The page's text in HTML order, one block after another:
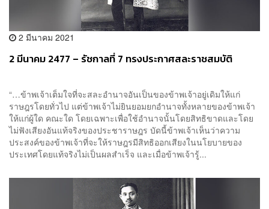
2 มีนาคม 2021
2 มีนาคม 2477 – รัชกาลที่ 7 ทรงประกาศสละราชสมบัติ
“…ข้าพเจ้าเต็มใจที่จะสละอำนาจอันเป็นของข้าพเจ้าอยู่เดิมให้แก่
ราษฎรโดยทั่วไป แต่ข้าพเจ้าไม่ยินยอมยกอำนาจทั้งหลายของข้าพเจ้า
ให้แก่ผู้ใด คณะใด โดยเฉพาะเพื่อใช้อำนาจนั้นโดยสิทธิขาดและโดย
ไม่ฟังเสียงอันแท้จริงของประชาราษฎร บัดนี้ข้าพเจ้าเห็นว่าความ
ประสงค์ของข้าพเจ้าที่จะให้ราษฎรมีสิทธิออกเสียงในนโยบายของ
ประเทศโดยแท้จริงไม่เป็นผลสำเร็จ และเมื่อข้าพเจ้ารู้...